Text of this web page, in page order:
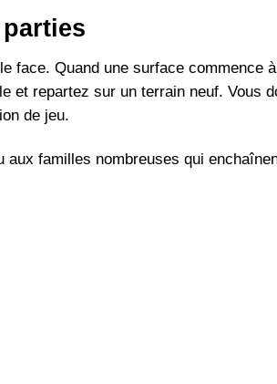
face. Quand une surface commence
et repartez sur un terrain neuf. Vous
de jeu.
familles nombreuses qui